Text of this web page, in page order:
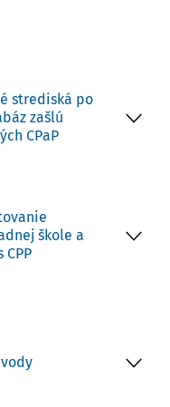
strediská po
zašlú
CPaP
škole a